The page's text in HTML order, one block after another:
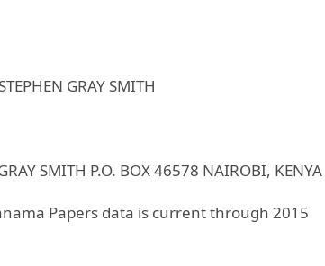
STEPHEN GRAY SMITH
SMITH P.O. BOX 46578 NAIROBI, KENYA
Papers data is current through 2015